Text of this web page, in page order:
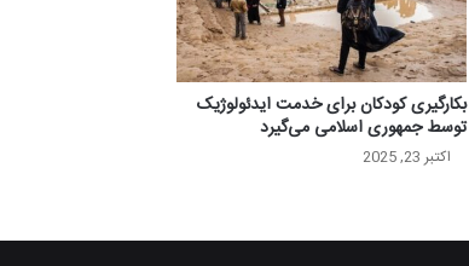
بکارگیری کودکان برای خدمت ایدئولوژیک
توسط جمهوری اسلامی می‌گیرد
اکتبر 23, 2025